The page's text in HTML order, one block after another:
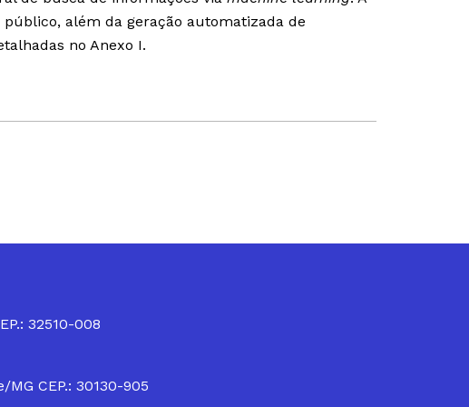
além da geração automatizada de
no Anexo I.
32510-008
CEP.: 30130-905